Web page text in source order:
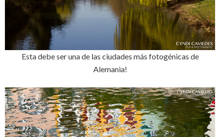
Esta debe ser una de las ciudades más fotogénicas de
Alemania!